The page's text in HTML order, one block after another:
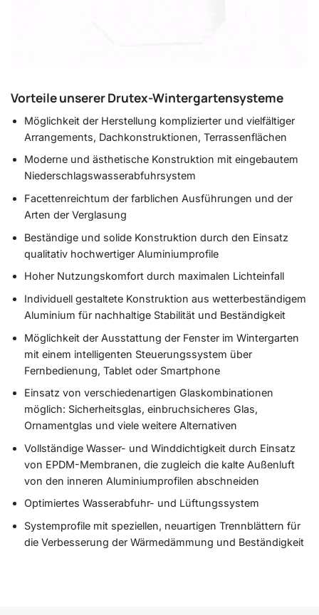
Vorteile unserer Drutex-Wintergartensysteme
Möglichkeit der Herstellung komplizierter und vielfältiger
Arrangements, Dachkonstruktionen, Terrassenflächen
Moderne und ästhetische Konstruktion mit eingebautem
Niederschlagswasserabfuhrsystem
Facettenreichtum der farblichen Ausführungen und der
Arten der Verglasung
Beständige und solide Konstruktion durch den Einsatz
qualitativ hochwertiger Aluminiumprofile
Hoher Nutzungskomfort durch maximalen Lichteinfall
Individuell gestaltete Konstruktion aus wetterbeständigem
Aluminium für nachhaltige Stabilität und Beständigkeit
Möglichkeit der Ausstattung der Fenster im Wintergarten
mit einem intelligenten Steuerungssystem über
Fernbedienung, Tablet oder Smartphone
Einsatz von verschiedenartigen Glaskombinationen
möglich: Sicherheitsglas, einbruchsicheres Glas,
Ornamentglas und viele weitere Alternativen
Vollständige Wasser- und Winddichtigkeit durch Einsatz
von EPDM-Membranen, die zugleich die kalte Außenluft
von den inneren Aluminiumprofilen abschneiden
Optimiertes Wasserabfuhr- und Lüftungssystem
Systemprofile mit speziellen, neuartigen Trennblättern für
die Verbesserung der Wärmedämmung und Beständigkeit